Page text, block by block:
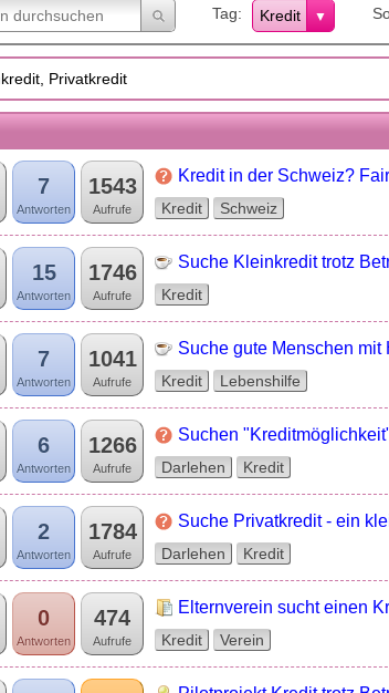
Tag Kredit
Privatkredit
7
Antworten
1543
Aufrufe
Kredit in der Schweiz?
Kredit Schweiz
15
Antworten
1746
Aufrufe
Suche Kleinkredit trotz
Kredit
7
Antworten
1041
Aufrufe
Suche gute Menschen mit
Kredit Lebenshilfe
6
Antworten
1266
Aufrufe
Suchen
Darlehen Kredit
2
Antworten
1784
Aufrufe
Suche Privatkredit - ein
Darlehen Kredit
0
Antworten
474
Aufrufe
Elternverein sucht einen
Kredit Verein